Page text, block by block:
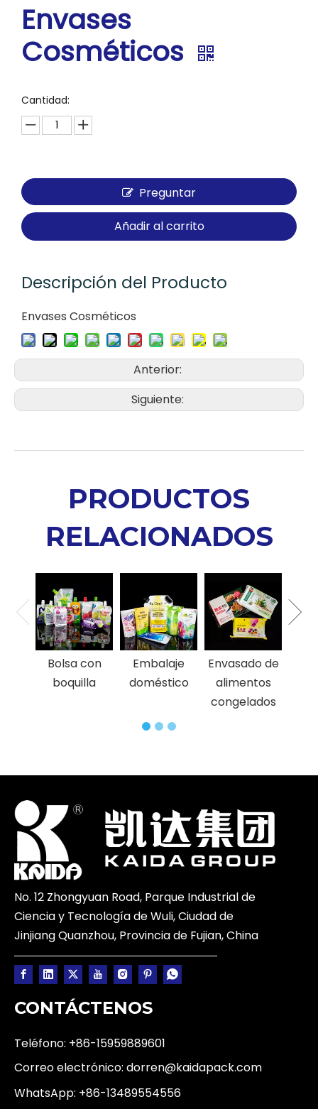
Envases
Cosméticos
Cantidad:
Preguntar
Añadir al carrito
Descripción del Producto
Envases Cosméticos
Anterior:
Siguiente:
PRODUCTOS
RELACIONADOS
Bolsa con
boquilla
Embalaje
doméstico
Envasado de
alimentos
congelados
No. 12 Zhongyuan Road, Parque Industrial de
Ciencia y Tecnología de Wuli, Ciudad de
Jinjiang Quanzhou, Provincia de Fujian, China
CONTÁCTENOS
Teléfono: +86-15959889601
Correo electrónico: dorren@kaidapack.com
WhatsApp: +86-13489554556